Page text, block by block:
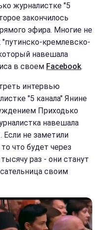
журналистке "5
закончилось
эфира. Многие не
кремлевско-
навешала
в своем Facebook.
интервью
"5 канала" Янине
Приходько
навешала
Если не заметили
что будет через
раз - они станут
своим